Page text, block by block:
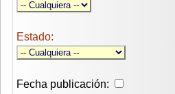
Estado:
Fecha publicación: